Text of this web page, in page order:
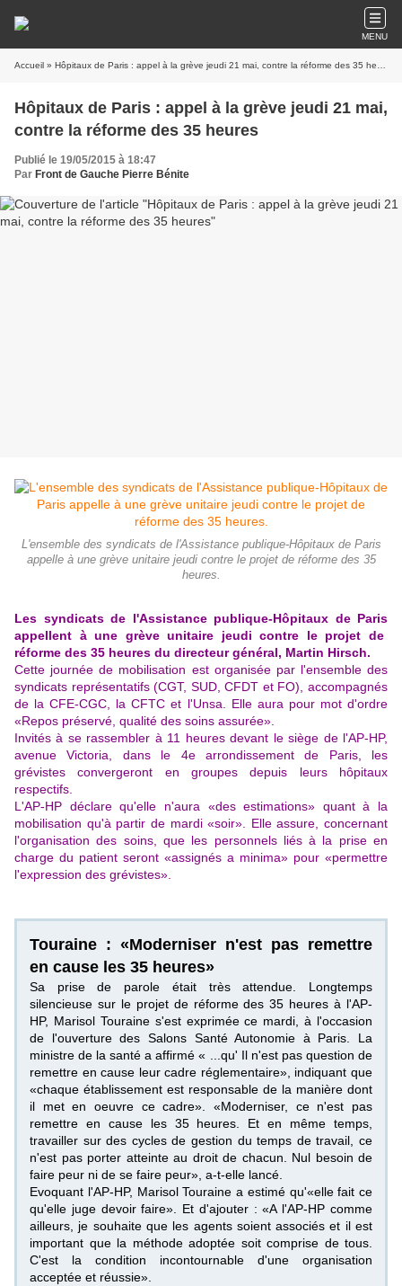
MENU
Accueil » Hôpitaux de Paris : appel à la grève jeudi 21 mai, contre la réforme des 35 heures
Hôpitaux de Paris : appel à la grève jeudi 21 mai,
contre la réforme des 35 heures
Publié le 19/05/2015 à 18:47
Par Front de Gauche Pierre Bénite
L'ensemble des syndicats de l'Assistance publique-Hôpitaux de Paris
appelle à une grève unitaire jeudi contre le projet de réforme des 35
heures.
Les syndicatsde l'Assistance publique-Hôpitaux de Paris
appellent à une grève unitaire jeudi contre le projet de
réforme des 35 heures du directeur général, Martin Hirsch.
Cette journée de mobilisation est organisée par l'ensemble des
syndicats représentatifs (CGT, SUD, CFDT et FO), accompagnés
de la CFE-CGC, la CFTC et l'Unsa. Elle aura pour mot d'ordre
«Repos préservé, qualité des soins assurée».
Invités à se rassembler à 11 heures devant le siège de l'AP-HP,
avenue Victoria, dans le 4e arrondissement de Paris, les
grévistes convergeront en groupes depuis leurs hôpitaux
respectifs.
L'AP-HP déclare qu'elle n'aura «des estimations» quant à la
mobilisation qu'à partir de mardi «soir». Elle assure, concernant
l'organisation des soins, que les personnels liés à la prise en
charge du patient seront «assignés a minima» pour «permettre
l'expression des grévistes».
Touraine : «Moderniser n'est pas remettre
en cause les 35 heures»
Sa prise de parole était très attendue. Longtemps
silencieuse sur le projet de réforme des 35 heures à l'AP-
HP, Marisol Touraine s'est exprimée ce mardi, à l'occasion
de l'ouverture des Salons Santé Autonomie à Paris. La
ministre de la santé a affirmé « ...qu' Il n'est pas question de
remettre en cause leur cadre réglementaire», indiquant que
«chaque établissement est responsable de la manière dont
il met en oeuvre ce cadre». «Moderniser, ce n'est pas
remettre en cause les 35 heures. Et en même temps,
travailler sur des cycles de gestion du temps de travail, ce
n'est pas porter atteinte au droit de chacun. Nul besoin de
faire peur ni de se faire peur», a-t-elle lancé.
Evoquant l'AP-HP, Marisol Touraine a estimé qu'«elle fait ce
qu'elle juge devoir faire». Et d'ajouter : «A l'AP-HP comme
ailleurs, je souhaite que les agents soient associés et il est
important que la méthode adoptée soit comprise de tous.
C'est la condition incontournable d'une organisation
acceptée et réussie».